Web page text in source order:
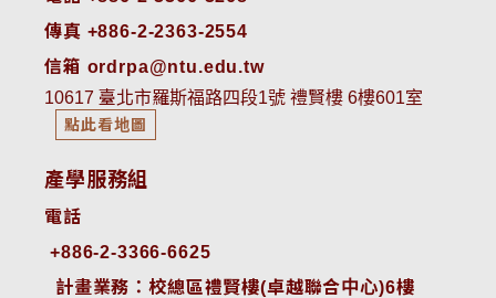
傳真 +886-2-2363-2554
信箱 ordrpa@ntu.edu.tw
10617 臺北市羅斯福路四段1號 禮賢樓 6樓601室
點此看地圖
產學服務組
電話
+886-2-3366-6625
計畫業務：校總區禮賢樓(卓越聯合中心)6樓